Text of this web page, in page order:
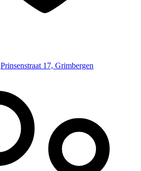
Prinsenstraat 17, Grimbergen